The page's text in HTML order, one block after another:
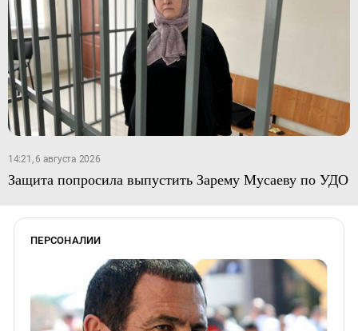
14:21, 6 августа 2026
Защита попросила выпустить Зарему Мусаеву по УДО
ПЕРСОНАЛИИ